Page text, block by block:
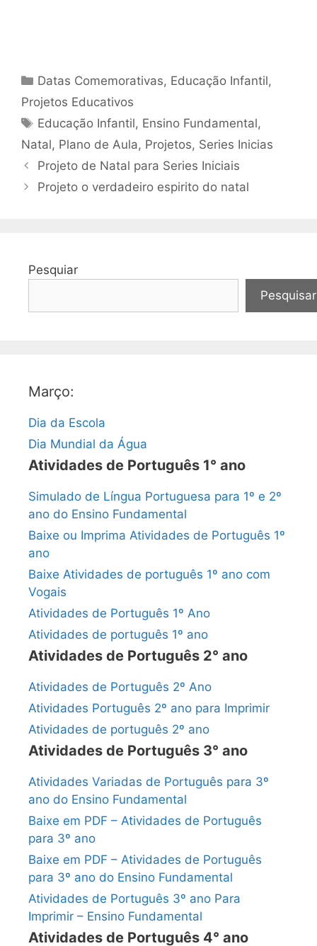
Categorias
Datas Comemorativas, Educação Infantil,
Projetos Educativos
Tags
Educação Infantil, Ensino Fundamental,
Natal, Plano de Aula, Projetos, Series Inicias
Projeto de Natal para Series Iniciais
Projeto o verdadeiro espirito do natal
Pesquiar
Pesquisar
Março:
Dia da Escola
Dia Mundial da Água
Atividades de Português 1° ano
Simulado de Língua Portuguesa para 1º e 2º
ano do Ensino Fundamental
Baixe ou Imprima Atividades de Português 1º
ano
Baixe Atividades de português 1º ano com
Vogais
Atividades de Português 1º Ano
Atividades de português 1º ano
Atividades de Português 2° ano
Atividades de Português 2º Ano
Atividades Português 2º ano para Imprimir
Atividades de português 2º ano
Atividades de Português 3° ano
Atividades Variadas de Português para 3º
ano do Ensino Fundamental
Baixe em PDF – Atividades de Português
para 3º ano
Baixe em PDF – Atividades de Português
para 3º ano do Ensino Fundamental
Atividades de Português 3º ano Para
Imprimir – Ensino Fundamental
Atividades de Português 4° ano